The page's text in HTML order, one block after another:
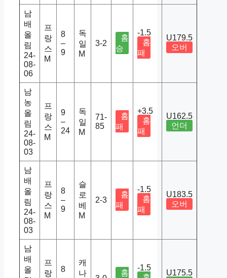
남
배
올
림
24-
08-
06
프
랑
스
M
8
–
9
독
일
M
3-2
홈
승
-1.5
홈
패
U179.5
오버
남
농
올
림
24-
08-
03
프
랑
스
M
9
–
24
독
일
M
71-
85
홈
패
+3.5
홈
패
U162.5
언더
남
배
올
림
24-
08-
03
프
랑
스
M
8
–
9
슬
로
베
M
2-3
홈
패
-1.5
홈
패
U183.5
오버
남
배
올
프
랑
8
캐
나
홈
-1.5
U175.5